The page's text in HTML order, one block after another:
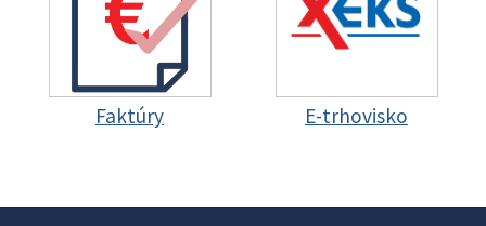
Faktúry E-trhovisko